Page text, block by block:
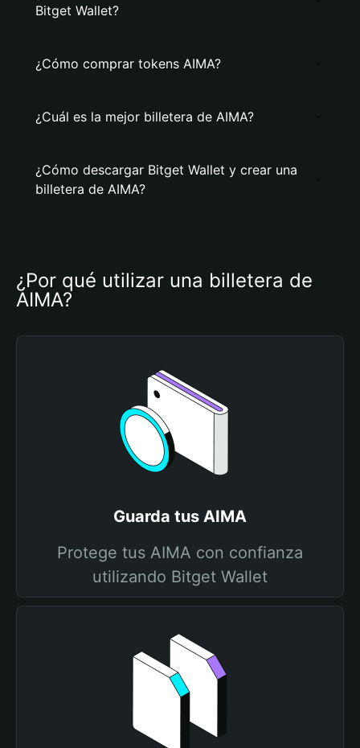
Bitget Wallet?
¿Cómo comprar tokens AIMA?
¿Cuál es la mejor billetera de AIMA?
¿Cómo descargar Bitget Wallet y crear una
billetera de AIMA?
¿Por qué utilizar una billetera de
AIMA?
Guarda tus AIMA
Protege tus AIMA con confianza
utilizando Bitget Wallet